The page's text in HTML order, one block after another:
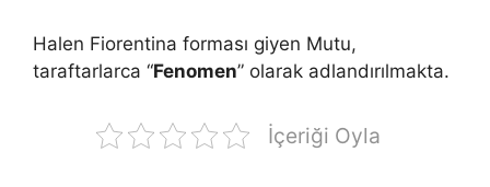
Halen Fiorentina forması giyen Mutu,
taraftarlarca “Fenomen” olarak adlandırılmakta.
İçeriği Oyla